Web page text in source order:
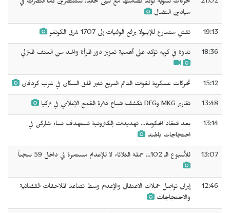
21:02
حركات نسوية تؤكد تضامنها مع ليلى خالد: ستنتصرين كما انتصرتِ في
ميادين النضال
19:13 تفشٍ متسارع للإيبولا يرفع الوفيات إلى 1707 شرق الكونغو
18:36 ندوة في كويه تؤكد على أهمية تعزيز دور المرأة والحد من العنف المنزلي
15:12 تحركات عسكرية لقوات الدعم السريع تثير قلق السكان في غرب كردفان
13:48 تقارير MKG وDFG تكشف اتساع دائرة القمع الإعلامي في تركيا
13:14
بعد انتقاد الحكومة... تهديدات إلكترونية تستهدف نساء شاركن في
احتجاجات بالهند
13:07 للأسبوع الـ 102... حملة الثلاثاء لا للإعدام مستمرة في داخل 59 سجناً
12:46
إيران تواصل حملات الاعتقال والإعدام وسط تصاعد الملاحقات القضائية
والاحتجاجات